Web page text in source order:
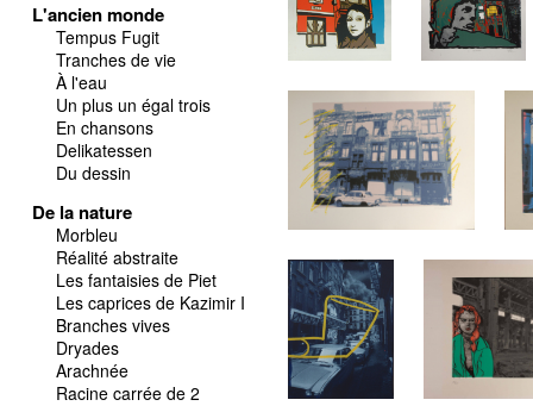
L'ancien monde
Tempus Fugit
Tranches de vie
À l'eau
Un plus un égal trois
En chansons
Delikatessen
Du dessin
De la nature
Morbleu
Réalité abstraite
Les fantaisies de Piet
Les caprices de Kazimir I
Branches vives
Dryades
Arachnée
Racine carrée de 2